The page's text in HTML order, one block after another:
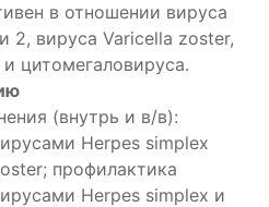
в отношении вируса
2, вируса Varicella zoster,
цитомегаловируса.
(внутрь и в/в):
Herpes simplex
профилактика
Herpes simplex и